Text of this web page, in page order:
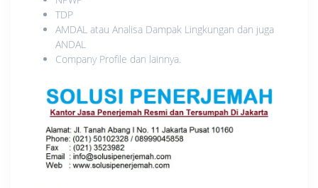
TDP
AMDAL atau Analisa Dampak Lingkungan dan juga
ANDAL
Company Profile dan lainnya.